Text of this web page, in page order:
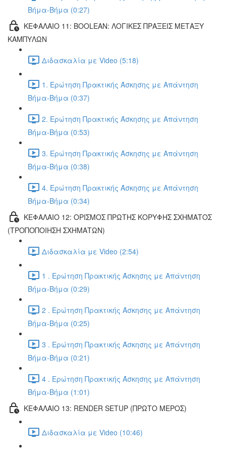
Βήμα-Βήμα (0:27)
ΚΕΦΑΛΑΙΟ 11: BOOLEAN: ΛΟΓΙΚΕΣ ΠΡΑΞΕΙΣ ΜΕΤΑΞΥ
ΚΑΜΠΥΛΩΝ
Διδασκαλία με Video (5:18)
1. Ερώτηση Πρακτικής Άσκησης με Απάντηση
Βήμα-Βήμα (0:37)
2. Ερώτηση Πρακτικής Άσκησης με Απάντηση
Βήμα-Βήμα (0:53)
3. Ερώτηση Πρακτικής Άσκησης με Απάντηση
Βήμα-Βήμα (0:38)
4. Ερώτηση Πρακτικής Άσκησης με Απάντηση
Βήμα-Βήμα (0:34)
ΚΕΦΑΛΑΙΟ 12: ΟΡΙΣΜΟΣ ΠΡΩΤΗΣ ΚΟΡΥΦΗΣ ΣΧΗΜΑΤΟΣ
(ΤΡΟΠΟΠΟΙΗΣΗ ΣΧΗΜΑΤΩΝ)
Διδασκαλία με Video (2:54)
1 . Ερώτηση Πρακτικής Άσκησης με Απάντηση
Βήμα-Βήμα (0:29)
2 . Ερώτηση Πρακτικής Άσκησης με Απάντηση
Βήμα-Βήμα (0:25)
3 . Ερώτηση Πρακτικής Άσκησης με Απάντηση
Βήμα-Βήμα (0:21)
4 . Ερώτηση Πρακτικής Άσκησης με Απάντηση
Βήμα-Βήμα (1:01)
ΚΕΦΑΛΑΙΟ 13: RENDER SETUP (ΠΡΩΤΟ ΜΕΡΟΣ)
Διδασκαλία με Video (10:46)